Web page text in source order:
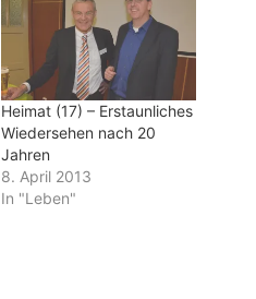
Heimat (17) – Erstaunliches
Wiedersehen nach 20
Jahren
8. April 2013
In "Leben"